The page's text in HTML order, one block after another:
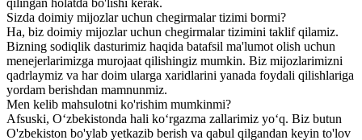
qilingan holatda bo'lishi kerak.
Sizda doimiy mijozlar uchun chegirmalar tizimi bormi?
Ha, biz doimiy mijozlar uchun chegirmalar tizimini taklif qilamiz.
Bizning sodiqlik dasturimiz haqida batafsil ma'lumot olish uchun
menejerlarimizga murojaat qilishingiz mumkin. Biz mijozlarimizni
qadrlaymiz va har doim ularga xaridlarini yanada foydali qilishlariga
yordam berishdan mamnunmiz.
Men kelib mahsulotni ko'rishim mumkinmi?
Afsuski, O‘zbekistonda hali ko‘rgazma zallarimiz yo‘q. Biz butun
O'zbekiston bo'ylab yetkazib berish va qabul qilgandan keyin to'lov